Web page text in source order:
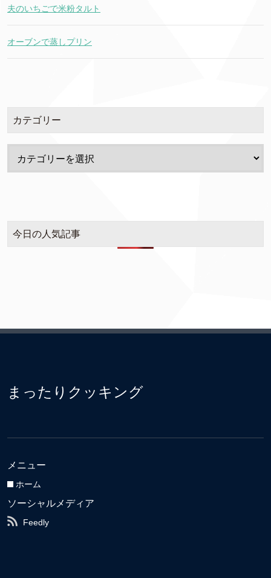
夫のいちごで米粉タルト
オーブンで蒸しプリン
カテゴリー
今日の人気記事
まったりクッキング
メニュー
ホーム
ソーシャルメディア
Feedly